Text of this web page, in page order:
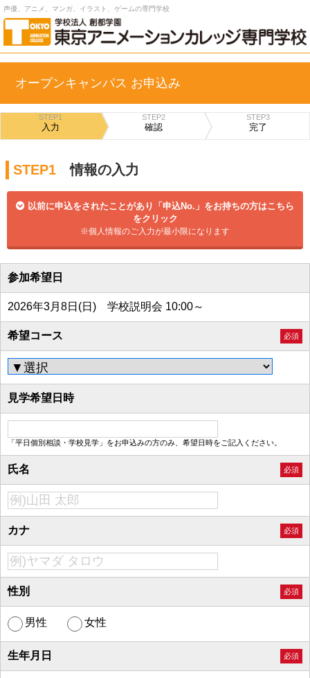
声優、アニメ、マンガ、イラスト、ゲームの専門学校
オープンキャンパス お申込み
STEP1
入力
STEP2
確認
STEP3
完了
STEP1 情報の入力
以前に申込をされたことがあり「申込No.」をお持ちの方はこちら
をクリック
※個人情報のご入力が最小限になります
参加希望日
2026年3月8日(日) 学校説明会 10:00～
希望コース 必須
見学希望日時
「平日個別相談・学校見学」をお申込みの方のみ、希望日時をご記入ください。
氏名 必須
カナ 必須
性別 必須
男性 女性
生年月日 必須